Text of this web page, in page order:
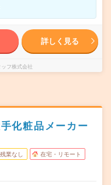
詳しく見る
フ株式会社
化粧品メーカー
残業なし 在宅・リモート